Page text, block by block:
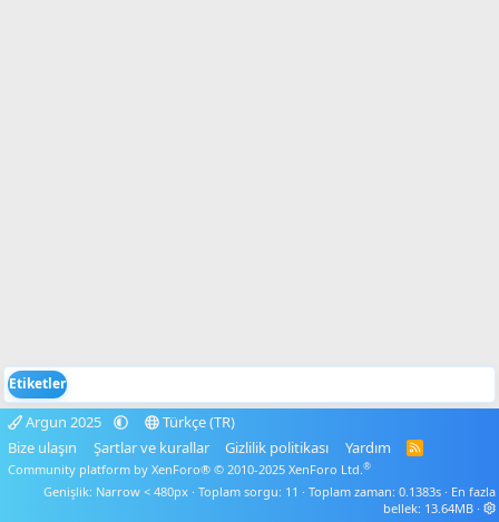
Etiketler
Argun 2025
Türkçe (TR)
Bize ulaşın
Şartlar ve kurallar Gizlilik politikası Yardım
R
Community platform by XenForo® © 2010-2025 XenForo Ltd.®
Genişlik Toplam sorgu 11 Toplam zaman 0.1383s
En fazla
bellek 13.64MB